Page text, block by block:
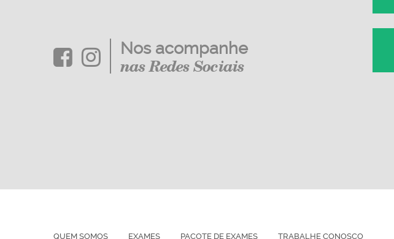
Nos acompanhe
nas Redes Sociais
QUEM SOMOS EXAMES PACOTE DE EXAMES TRABALHE CONOSCO